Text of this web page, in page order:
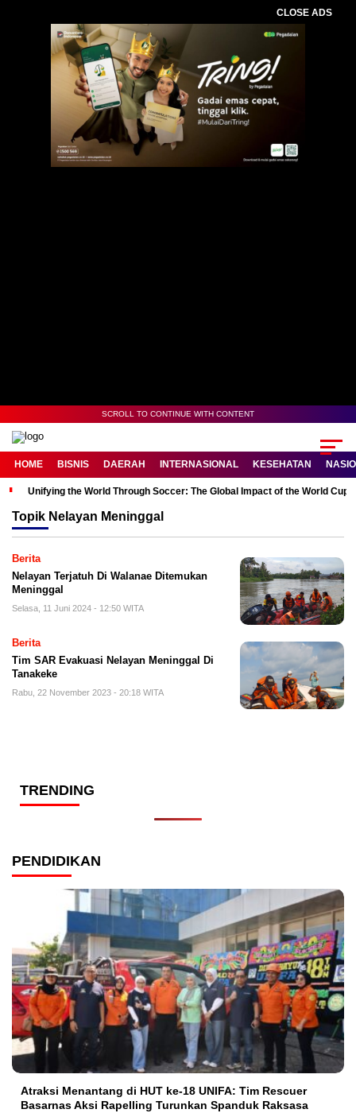
CLOSE ADS
SCROLL TO CONTINUE WITH CONTENT
HOME BISNIS DAERAH INTERNASIONAL KESEHATAN
Unifying the World Through Soccer: The Global Impact of the World Cup
Topik Nelayan Meninggal
Berita
Nelayan Terjatuh Di Walanae Ditemukan
Meninggal
Selasa, 11 Juni 2024 - 12:50 WITA
Berita
Tim SAR Evakuasi Nelayan Meninggal Di
Tanakeke
Rabu, 22 November 2023 - 20:18 WITA
TRENDING
PENDIDIKAN
Atraksi Menantang di HUT ke-18 UNIFA: Tim Rescuer
Basarnas Aksi Rapelling Turunkan Spanduk Raksasa